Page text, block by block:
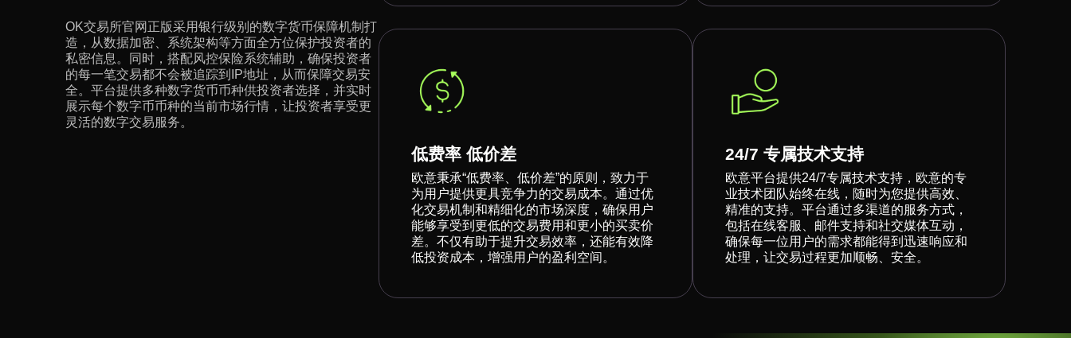
OK交易所官网正版采用银行级别的数字货币保障机制打
造，从数据加密、系统架构等方面全方位保护投资者的
私密信息。同时，搭配风控保险系统辅助，确保投资者
的每一笔交易都不会被追踪到IP地址，从而保障交易安
全。平台提供多种数字货币币种供投资者选择，并实时
展示每个数字币币种的当前市场行情，让投资者享受更
灵活的数字交易服务。
低费率 低价差
欧意秉承“低费率、低价差”的原则，致力于
为用户提供更具竞争力的交易成本。通过优
化交易机制和精细化的市场深度，确保用户
能够享受到更低的交易费用和更小的买卖价
差。不仅有助于提升交易效率，还能有效降
低投资成本，增强用户的盈利空间。
24/7 专属技术支持
欧意平台提供24/7专属技术支持，欧意的专
业技术团队始终在线，随时为您提供高效、
精准的支持。平台通过多渠道的服务方式，
包括在线客服、邮件支持和社交媒体互动，
确保每一位用户的需求都能得到迅速响应和
处理，让交易过程更加顺畅、安全。